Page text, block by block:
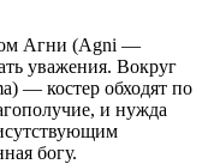
Агни (Agni —
уважения. Вокруг
— костер обходят по
и нужда
богу.